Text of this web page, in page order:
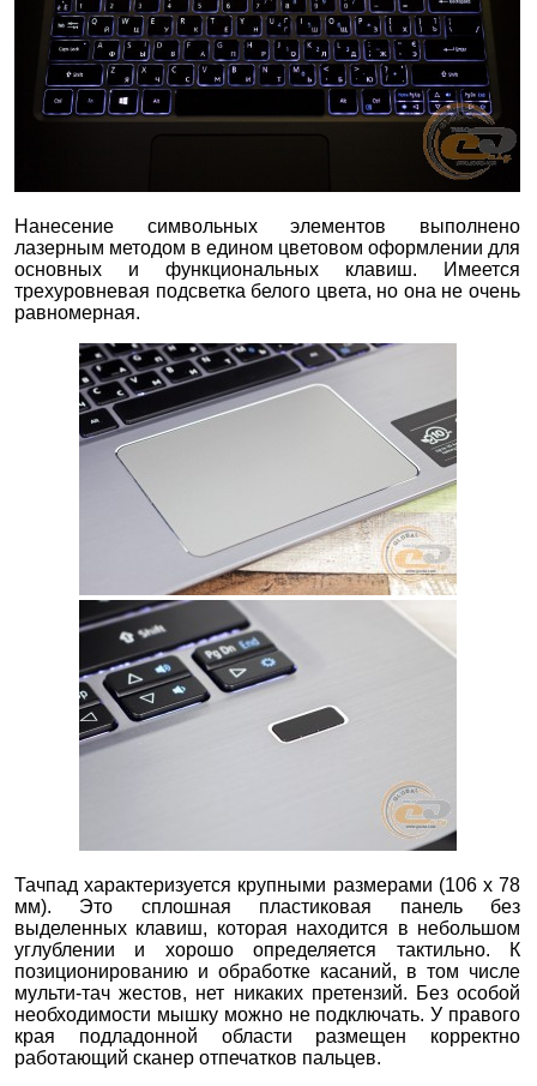
Нанесение символьных элементов выполнено
лазерным методом в едином цветовом оформлении для
основных и функциональных клавиш. Имеется
трехуровневая подсветка белого цвета, но она не очень
равномерная.
Тачпад характеризуется крупными размерами (106 х 78
мм). Это сплошная пластиковая панель без
выделенных клавиш, которая находится в небольшом
углублении и хорошо определяется тактильно. К
позиционированию и обработке касаний, в том числе
мульти-тач жестов, нет никаких претензий. Без особой
необходимости мышку можно не подключать. У правого
края подладонной области размещен корректно
работающий сканер отпечатков пальцев.